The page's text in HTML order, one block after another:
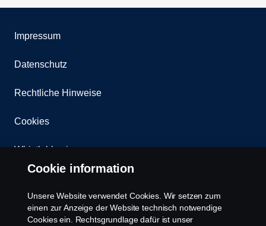
Impressum
Datenschutz
Rechtliche Hinweise
Cookies
Whistleblowing
Newsletter
Cookie information
Unsere Website verwendet Cookies. Wir setzen zum
einen zur Anzeige der Website technisch notwendige
Cookies ein. Rechtsgrundlage dafür ist unser